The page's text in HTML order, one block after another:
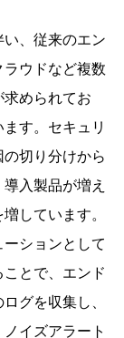
、従来のエン
ウドなど複数
められてお
す。セキュリ
切り分けから
入製品が増え
しています。
ションとして
とで、エンド
グを収集し、
イズアラート